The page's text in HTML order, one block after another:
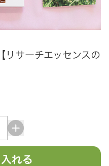
リサーチエッセンスの
れる